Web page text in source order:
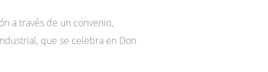
a través de un convenio,
que se celebra en Don